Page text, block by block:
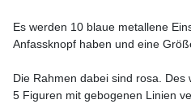
Es werden 10 blaue metallene
Anfassknopf haben und eine
Die Rahmen dabei sind rosa.
5 Figuren mit gebogenen Linien